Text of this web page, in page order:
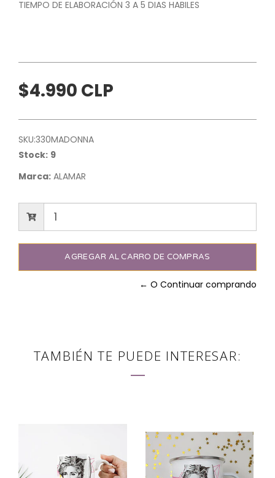
TIEMPO DE ELABORACIÓN 3 A 5 DIAS HABILES
$4.990 CLP
SKU:330MADONNA
Stock: 9
Marca: ALAMAR
← O Continuar comprando
TAMBIÉN TE PUEDE INTERESAR: